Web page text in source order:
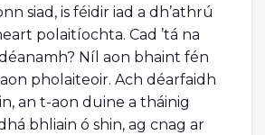
siad, is féidir iad a dh’athrú
polaitíochta. Cad ’tá na
Níl aon bhaint fén
pholaiteoir. Ach déarfaidh
an t-aon duine a tháinig
bhliain ó shin, ag cnag ar